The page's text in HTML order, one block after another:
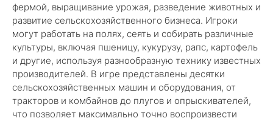
фермой, выращивание урожая, разведение животных и
развитие сельскохозяйственного бизнеса. Игроки
могут работать на полях, сеять и собирать различные
культуры, включая пшеницу, кукурузу, рапс, картофель
и другие, используя разнообразную технику известных
производителей. В игре представлены десятки
сельскохозяйственных машин и оборудования, от
тракторов и комбайнов до плугов и опрыскивателей,
что позволяет максимально точно воспроизвести